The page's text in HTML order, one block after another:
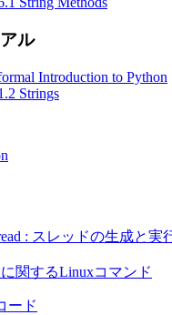
ル
Introduction to Python
Strings
: スレッドの生成と実
関するLinuxコマンド
ード